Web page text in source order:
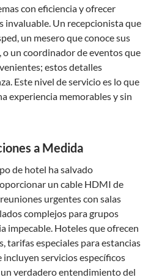
con eficiencia y ofrecer
invaluable. Un recepcionista que
un mesero que conoce sus
o un coordinador de eventos que
estos detalles
Este nivel de servicio es lo que
experiencia memorables y sin
a Medida
de hotel ha salvado
un cable HDMI de
urgentes con salas
complejos para grupos
impecable. Hoteles que ofrecen
tarifas especiales para estancias
servicios específicos
verdadero entendimiento del